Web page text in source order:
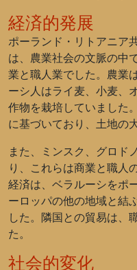
経済的発展
ポーランド・リトアニア
は、農業社会の文脈の中
業と職人業でした。農業
ーシ人はライ麦、小麦、
作物を栽培していました
に基づいており、土地の
また、ミンスク、グロド
り、これらは商業と職人
経済は、ベラルーシをポ
ーロッパの他の地域と結
した。隣国との貿易は、
た。
社会的変化